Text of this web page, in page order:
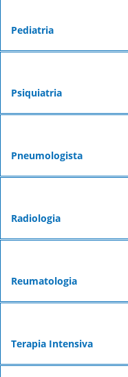
Pediatria
Psiquiatria
Pneumologista
Radiologia
Reumatologia
Terapia Intensiva